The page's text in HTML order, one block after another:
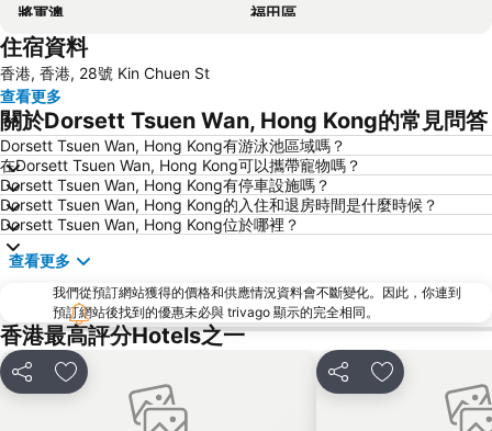
將軍澳
福田區
Mong Kok Metro Station
南山區
元朗
紅磡
天水圍
Wan Chai Metro Station
海洋公園
深水埗區
黃金海岸
香港迪士尼樂園
新界
羅湖口岸
羅湖
North Point Metro Station
中環
Cheung Chau
羅湖口岸
Sheung Wan Metro Station
Tsing Yi Metro Station
寶安區
深圳寶安國際機場
住宿資料
香港, 香港, 28號 Kin Chuen St
查看更多
關於Dorsett Tsuen Wan, Hong Kong的常見問答
Dorsett Tsuen Wan, Hong Kong有游泳池區域嗎？
在Dorsett Tsuen Wan, Hong Kong可以攜帶寵物嗎？
Dorsett Tsuen Wan, Hong Kong有停車設施嗎？
Dorsett Tsuen Wan, Hong Kong的入住和退房時間是什麼時候？
Dorsett Tsuen Wan, Hong Kong位於哪裡？
查看更多
我們從預訂網站獲得的價格和供應情況資料會不斷變化。因此，你連到
預訂網站後找到的優惠未必與 trivago 顯示的完全相同。
香港最高評分Hotels之一
分享 放到收藏夾 分享 放到收藏夾